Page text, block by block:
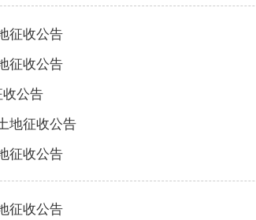
征收公告
征收公告
收公告
地征收公告
征收公告
征收公告